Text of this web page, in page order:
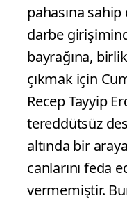
pahasına sahip
darbe
bayrağına,
çıkmak için
Recep Tayyip
tereddütsüz
altında bir
canlarını feda
vermemiştir.